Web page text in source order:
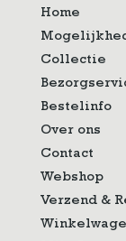
Home
Collectie
Bestelinfo
Over ons
Contact
Webshop
Verzend &